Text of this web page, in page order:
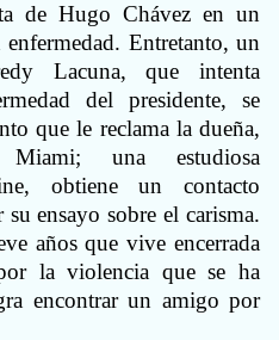
de Hugo Chávez en un
Entretanto, un
Lacuna, que intenta
del presidente, se
que le reclama la dueña,
una estudiosa
obtiene un contacto
ensayo sobre el carisma.
años que vive encerrada
la violencia que se ha
encontrar un amigo por